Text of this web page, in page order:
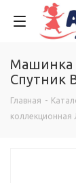
Машинка
Спутник
Главная -
коллекционная